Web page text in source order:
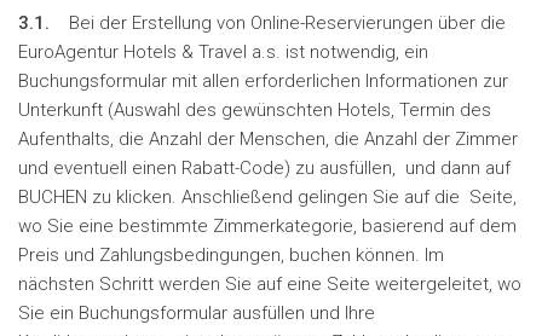
3.1. Bei der Erstellung von Online-Reservierungen über die
EuroAgentur Hotels & Travel a.s. ist notwendig, ein
Buchungsformular mit allen erforderlichen Informationen zur
Unterkunft (Auswahl des gewünschten Hotels, Termin des
Aufenthalts, die Anzahl der Menschen, die Anzahl der Zimmer
und eventuell einen Rabatt-Code) zu ausfüllen, und dann auf
BUCHEN zu klicken. Anschließend gelingen Sie auf die Seite,
wo Sie eine bestimmte Zimmerkategorie, basierend auf dem
Preis und Zahlungsbedingungen, buchen können. Im
nächsten Schritt werden Sie auf eine Seite weitergeleitet, wo
Sie ein Buchungsformular ausfüllen und Ihre